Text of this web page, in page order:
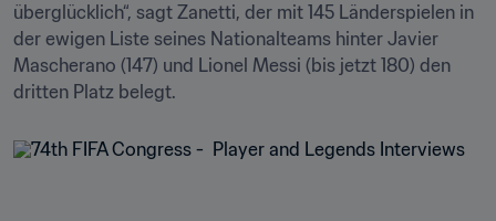
überglücklich“, sagt Zanetti, der mit 145 Länderspielen in
der ewigen Liste seines Nationalteams hinter Javier
Mascherano (147) und Lionel Messi (bis jetzt 180) den
dritten Platz belegt.